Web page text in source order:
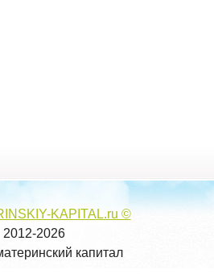
KAPITAL.ru ©
2012-2026
капитал